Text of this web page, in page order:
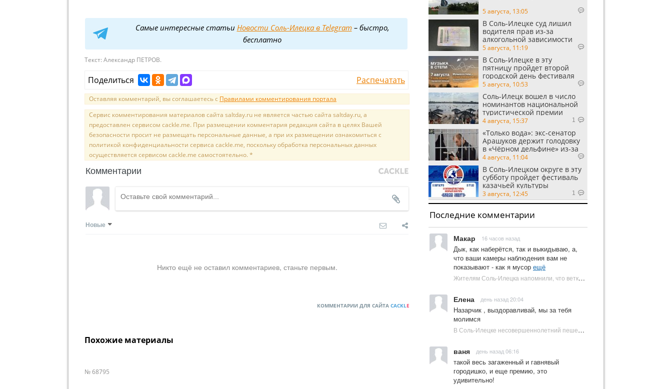
Самые интересные статьи Новости Соль-Илецка в Telegram– быстро,
бесплатно
Текст: Александр ПЕТРОВ.
Поделиться Распечатать
Оставляя комментарий, вы соглашаетесь с Правилами комментирования портала
Сервис комментирования материалов сайта saltday.ru не является частью сайта saltday.ru, а
предоставлен сервисом cackle.me. При размещении комментария редакция сайта в целях Вашей
безопасности просит не размещать персональные данные, а при их размещении ознакомиться с
политикой конфиденциальности сервиса cackle.me, поскольку обработка персональных данных
осуществляется сервисом cackle.me самостоятельно. *
Комментарии
Новые
Никто ещё не оставил комментариев, станьте первым.
КОММЕНТАРИИ ДЛЯ САЙТА CACKLE
Похожие материалы
№ 68795
5 августа, 13:05
В Соль-Илецке суд лишил
водителя прав из-за
алкогольной зависимости
5 августа, 11:19
В Соль-Илецке в эту
пятницу пройдет второй
городской день фестиваля
«Музыка в степи»
5 августа, 10:53
Соль-Илецк вошел в число
номинантов национальной
туристической премии
Russian Traveler Awards
4 августа, 15:37 1
«Только вода»: экс‑сенатор
Арашуков держит голодовку
в «Чёрном дельфине» из‑за
духоты на рабочем месте
4 августа, 11:04
В Соль-Илецком округе в эту
субботу пройдет фестиваль
казачьей культуры
3 августа, 12:45 1
Последние комментарии
Макар 16 часов назад
Дык, как наберётся, так и выкидываю, а,
что ваши камеры наблюдения вам не
показывают - как я мусор ещё
Жителям Соль-Илецка напомнили, что ветки от деревьев нельзя оставлять на площадках ТКО | Новости Соль-Илецка
Елена день назад 20:04
Назарчик , выздоравливай, мы за тебя
молимся
В Соль-Илецке несовершеннолетний пешеход попал под колеса автомобиля | Новости Соль-Илецка
ваня день назад 06:16
такой весь загаженный и гавнявый
городишко, и еще премию, это
удивительно!